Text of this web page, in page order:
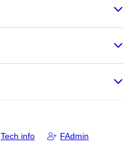
Tech info FAdmin